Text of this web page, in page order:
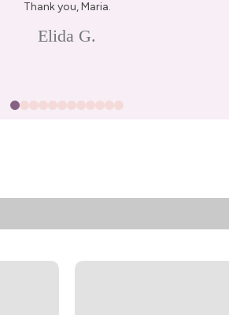
Thank you, Maria.
Elida G.